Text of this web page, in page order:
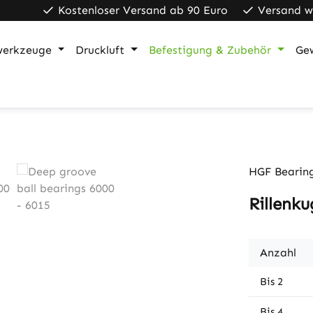
Kostenloser Versand ab 90 Euro Versand
Druckluft Befestigung & Zubehör
HGF
Anzahl
Bis 2